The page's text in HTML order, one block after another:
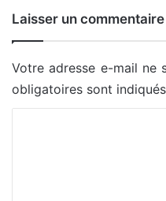
Laisser un commentaire
Votre adresse e-mail ne
obligatoires sont